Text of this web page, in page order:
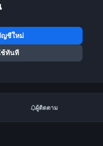
ญชีใหม่
ช้ทันที
ผู้ติดตาม